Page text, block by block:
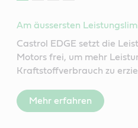
Am äussersten
Castrol EDGE setzt die
Motors frei, um mehr
Kraftstoffverbrauch zu
Mehr erfahren